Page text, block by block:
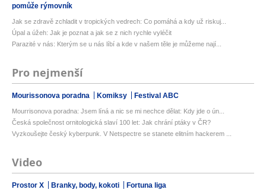
pomůže rýmovník
Jak se zdravě zchladit v tropických vedrech: Co pomáhá a kdy už riskuj...
Úpal a úžeh: Jak je poznat a jak se z nich rychle vyléčit
Parazité v nás: Kterým se u nás líbí a kde v našem těle je můžeme nají...
Pro nejmenší
Mourissonova poradna Komiksy Festival ABC
Mourrisonova poradna: Jsem líná a nic se mi nechce dělat: Kdy jde o ún...
Česká společnost ornitologická slaví 100 let: Jak chrání ptáky v ČR?
Vyzkoušejte český kyberpunk. V Netspectre se stanete elitním hackerem ...
Video
Prostor X Branky, body, kokoti Fortuna liga